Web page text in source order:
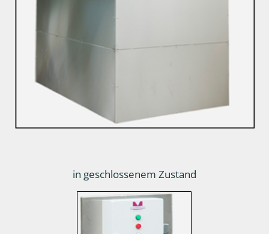
in geschlossenem Zustand